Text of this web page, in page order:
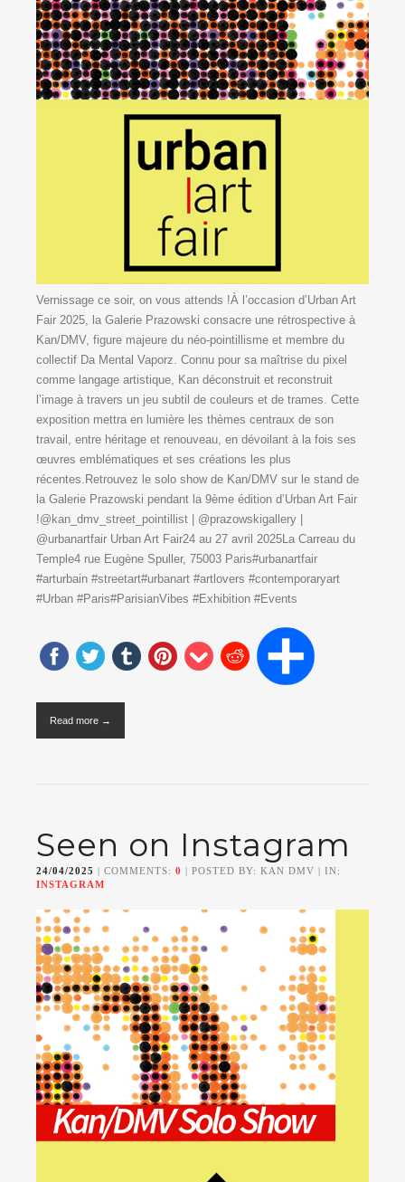
Vernissage ce soir, on vous attends !À l’occasion d’Urban Art
Fair 2025, la Galerie Prazowski consacre une rétrospective à
Kan/DMV, figure majeure du néo-pointillisme et membre du
collectif Da Mental Vaporz. Connu pour sa maîtrise du pixel
comme langage artistique, Kan déconstruit et reconstruit
l’image à travers un jeu subtil de couleurs et de trames. Cette
exposition mettra en lumière les thèmes centraux de son
travail, entre héritage et renouveau, en dévoilant à la fois ses
œuvres emblématiques et ses créations les plus
récentes.Retrouvez le solo show de Kan/DMV sur le stand de
la Galerie Prazowski pendant la 9ème édition d’Urban Art Fair
!@kan_dmv_street_pointillist | @prazowskigallery |
@urbanartfair Urban Art Fair24 au 27 avril 2025La Carreau du
Temple4 rue Eugène Spuller, 75003 Paris#urbanartfair
#arturbain #streetart#urbanart #artlovers #contemporaryart
#Urban #Paris#ParisianVibes #Exhibition #Events
Read more →
Seen on Instagram
24/04/2025 | COMMENTS: 0
| POSTED BY: KAN DMV | IN:
INSTAGRAM